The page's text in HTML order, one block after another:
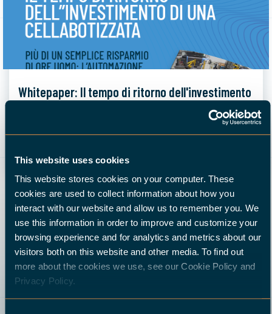
This website uses cookies
This website stores cookies on your computer. These
cookies are used to collect information about how you
interact with our website and allow us to remember you. We
use this information in order to improve and customize your
browsing experience and for analytics and metrics about our
visitors both on this website and other media. To find out
more about the cookies we use, see our Cookie Policy and
Privacy Policy.
Whitepaper: Il tempo di ritorno dell'investimento
di una cella robotizzata
Più di un semplice risparmio di ore
uomo: l'automazione delle macchine utensili CNC
riduce costi e ...